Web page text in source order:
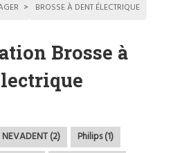
BROSSE À DENT ÉLECTRIQUE
Brosse à
NEVADENT (2)
Philips (1)